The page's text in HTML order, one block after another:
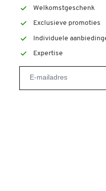
Welkomstgeschenk
Exclusieve promoties
Individuele
Expertise